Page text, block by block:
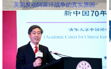
美国发动阿富汗战争的真实原因